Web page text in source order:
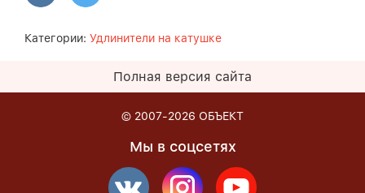
Категории: Удлинители на катушке
Полная версия сайта
© 2007-2026 ОБЪЕКТ
Мы в соцсетях